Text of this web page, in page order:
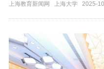
上海教育新闻网 上海大学 2025-